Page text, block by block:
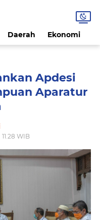
Daerah Ekonomi
Apdesi
Aparatur
WIB